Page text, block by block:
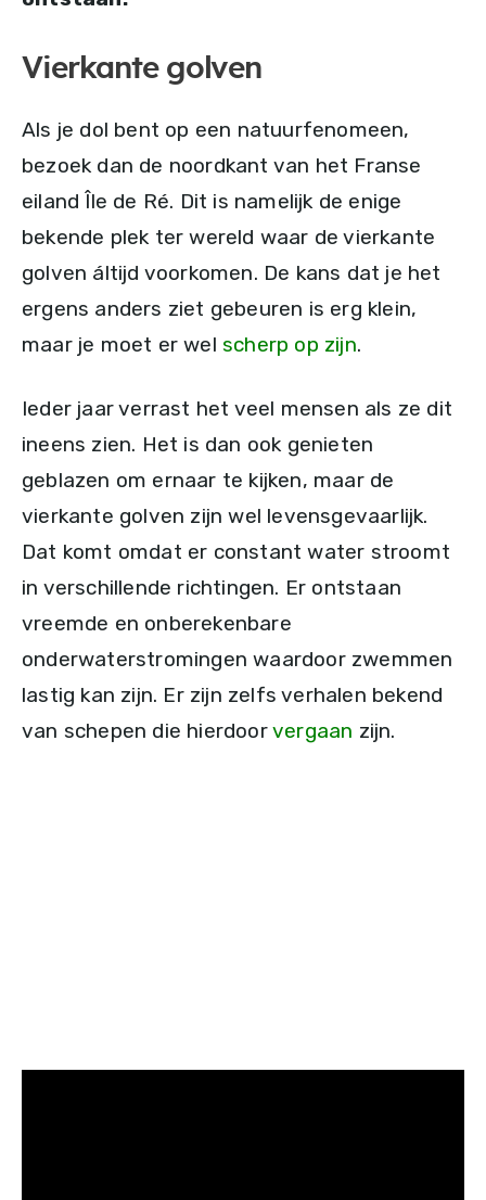
Vierkante golven
Als je dol bent op een natuurfenomeen,
bezoek dan de noordkant van het Franse
eiland Île de Ré. Dit is namelijk de enige
bekende plek ter wereld waar de vierkante
golven áltijd voorkomen. De kans dat je het
ergens anders ziet gebeuren is erg klein,
maar je moet er wel scherp op zijn.
Ieder jaar verrast het veel mensen als ze dit
ineens zien. Het is dan ook genieten
geblazen om ernaar te kijken, maar de
vierkante golven zijn wel levensgevaarlijk.
Dat komt omdat er constant water stroomt
in verschillende richtingen. Er ontstaan
vreemde en onberekenbare
onderwaterstromingen waardoor zwemmen
lastig kan zijn. Er zijn zelfs verhalen bekend
van schepen die hierdoorvergaan zijn.